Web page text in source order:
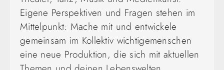
Eigene Perspektiven und Fragen stehen im
Mittelpunkt: Mache mit und entwickele
gemeinsam im Kollektiv wichtigemenschen
eine neue Produktion, die sich mit aktuellen